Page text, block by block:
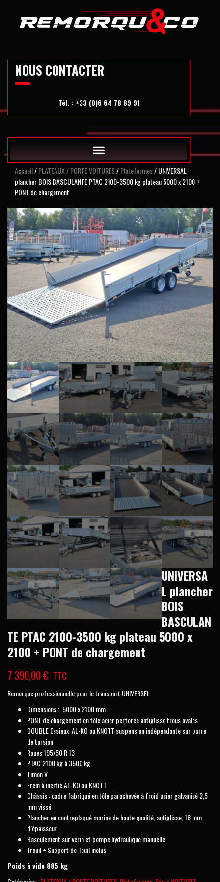
Accueil/PLATEAUX / PORTE VOITURES/Plateformes/ UNIVERSAL
plancher BOIS BASCULANTE PTAC 2100-3500 kg plateau 5000 x 2100 +
PONT de chargement
UNIVERSA
L plancher
BOIS
BASCULAN
TE PTAC 2100-3500 kg plateau 5000 x
2100 + PONT de chargement
7 390,00€ TTC
Remorque professionnelle pour le transport UNIVERSEL
Dimensions : 5000 x 2100 mm
PONT de chargement en tôle acier perforée antiglisse trous ovales
DOUBLE Essieux AL-KO ou KNOTT suspension indépendante sur barre
de torsion
Roues 195/50 R 13
PTAC 2100 kg à 3500 kg
Timon V
Frein à inertie AL-KO ou KNOTT
Châssis : cadre fabriqué en tôle parachevée à froid acier galvanisé 2,5
mm vissé
Plancher en contreplaqué marine de haute qualité, antiglisse, 18 mm
d’épaisseur
Basculement sur vérin et pompe hydraulique manuelle
Treuil + Support de Teuil inclus
Poids à vide 885 kg
NOUS CONTACTER
Tél. : +33 (0)6 64 78 89 91